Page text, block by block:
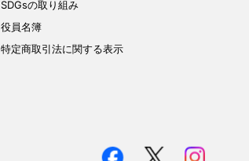
SDGsの取り組み
役員名簿
特定商取引法に関する表示